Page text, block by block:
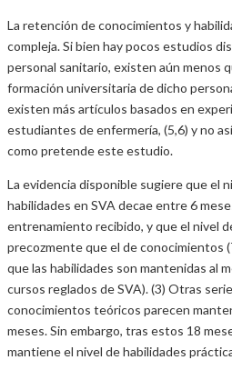
La retención de conocimientos y
compleja. Si bien hay pocos estudios
personal sanitario, existen aún menos
formación universitaria de dicho
existen más artículos basados en
estudiantes de enfermería, (5,6) y no
como pretende este estudio.
La evidencia disponible sugiere que el
habilidades en SVA decae entre 6
entrenamiento recibido, y que el nivel
precozmente que el de conocimientos
que las habilidades son mantenidas al
cursos reglados de SVA). (3) Otras
conocimientos teóricos parecen
meses. Sin embargo, tras estos 18
mantiene el nivel de habilidades